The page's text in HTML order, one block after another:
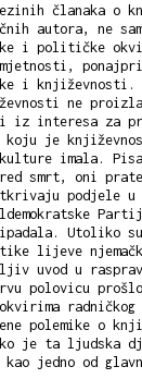
članaka o
autora, ne
i političke
i književnosti.
ne
iz interesa za
koju je
imala.
smrt, oni
podjele u
Utoliko su
lijeve
uvod u
polovicu
radničkog
polemike o
je ta ljudska
jedno od